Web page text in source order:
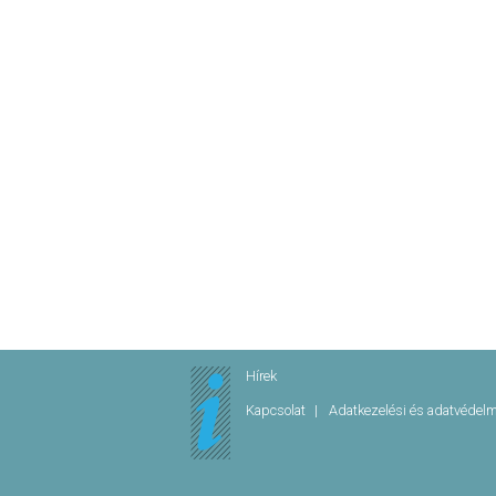
Hírek
Kapcsolat Adatkezelési és